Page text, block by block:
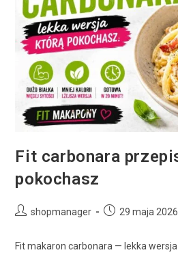
Fit carbonara
pokochasz
shopmanager 29 maja 2026
Fit makaron carbonara — lekka